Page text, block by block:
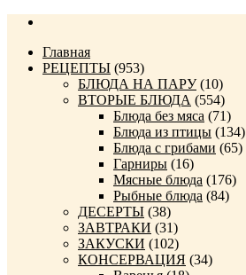
Главная
РЕЦЕПТЫ (953)
БЛЮДА НА ПАРУ(10)
ВТОРЫЕ БЛЮДА (554)
Блюда без мяса (71)
Блюда из птицы (134)
Блюда с грибами (65)
Гарниры (16)
Мясные блюда (176)
Рыбные блюда (84)
ДЕСЕРТЫ (38)
ЗАВТРАКИ (31)
ЗАКУСКИ (102)
КОНСЕРВАЦИЯ (34)